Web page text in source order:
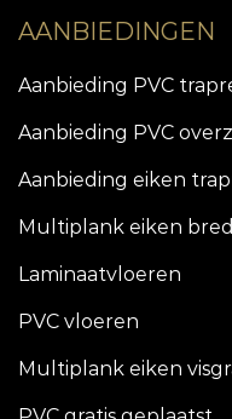
AANBIEDINGEN
Aanbieding PVC
Aanbieding PVC
Aanbieding eiken
Multiplank eiken
Laminaatvloeren
PVC vloeren
Multiplank eiken